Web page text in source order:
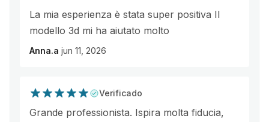
La mia esperienza è stata super positiva Il
modello 3d mi ha aiutato molto
Anna.a jun 11, 2026
Verificado
Grande professionista. Ispira molta fiducia,